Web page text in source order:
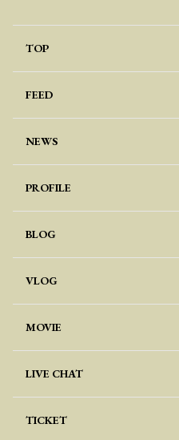
TOP
FEED
NEWS
PROFILE
BLOG
VLOG
MOVIE
LIVE CHAT
TICKET